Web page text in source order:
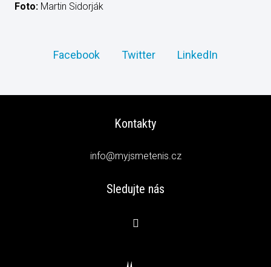
Foto: Martin Sidorják
Facebook Twitter LinkedIn
Kontakty
info@myjsmetenis.cz
Sledujte nás